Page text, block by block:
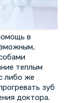
в
теплым
либо же
зуб
доктора.